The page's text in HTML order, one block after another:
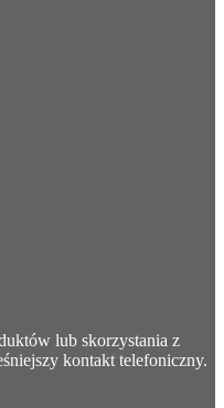
lub skorzystania z
kontakt telefoniczny.